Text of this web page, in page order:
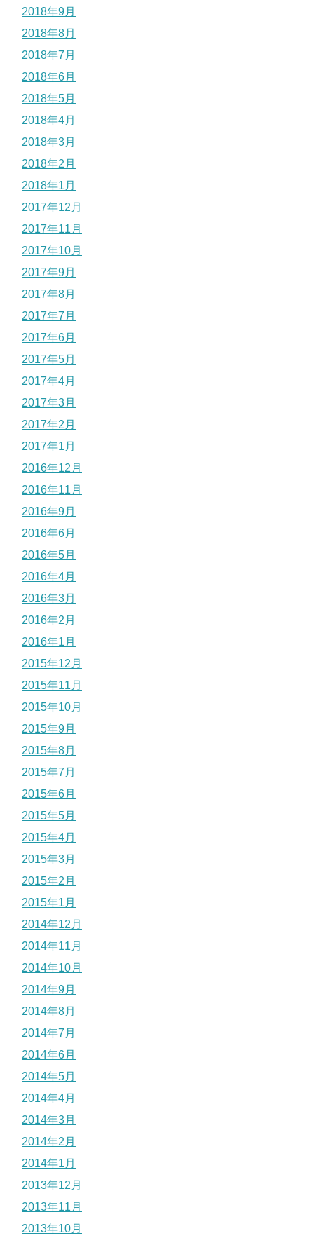
2018年9月
2018年8月
2018年7月
2018年6月
2018年5月
2018年4月
2018年3月
2018年2月
2018年1月
2017年12月
2017年11月
2017年10月
2017年9月
2017年8月
2017年7月
2017年6月
2017年5月
2017年4月
2017年3月
2017年2月
2017年1月
2016年12月
2016年11月
2016年9月
2016年6月
2016年5月
2016年4月
2016年3月
2016年2月
2016年1月
2015年12月
2015年11月
2015年10月
2015年9月
2015年8月
2015年7月
2015年6月
2015年5月
2015年4月
2015年3月
2015年2月
2015年1月
2014年12月
2014年11月
2014年10月
2014年9月
2014年8月
2014年7月
2014年6月
2014年5月
2014年4月
2014年3月
2014年2月
2014年1月
2013年12月
2013年11月
2013年10月